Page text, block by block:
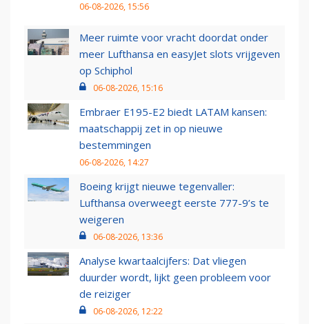
06-08-2026, 15:56
Meer ruimte voor vracht doordat onder
meer Lufthansa en easyJet slots vrijgeven
op Schiphol
06-08-2026, 15:16
Embraer E195-E2 biedt LATAM kansen:
maatschappij zet in op nieuwe
bestemmingen
06-08-2026, 14:27
Boeing krijgt nieuwe tegenvaller:
Lufthansa overweegt eerste 777-9’s te
weigeren
06-08-2026, 13:36
Analyse kwartaalcijfers: Dat vliegen
duurder wordt, lijkt geen probleem voor
de reiziger
06-08-2026, 12:22